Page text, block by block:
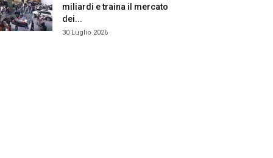
miliardi e traina il mercato
dei...
30 Luglio 2026